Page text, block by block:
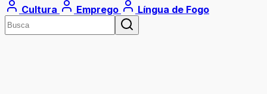
Cultura
Emprego Língua de Fogo